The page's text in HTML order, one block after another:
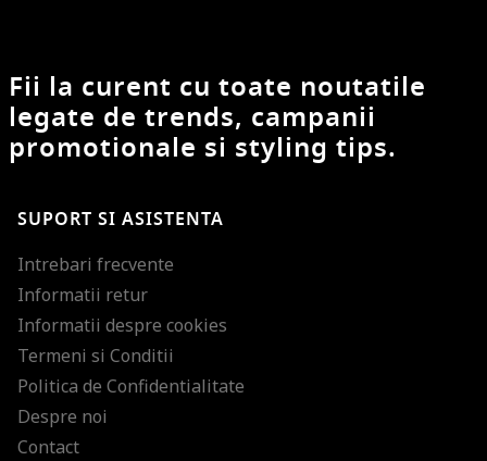
Fii la curent cu toate noutatile
legate de trends, campanii
promotionale si styling tips.
SUPORT SI ASISTENTA
Intrebari frecvente
Informatii retur
Informatii despre cookies
Termeni si Conditii
Politica de Confidentialitate
Despre noi
Contact